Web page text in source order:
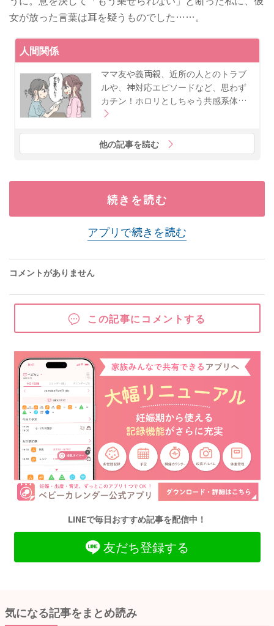
女が放った言葉は耳を疑うものでした……。
人間関係
ママ友や義両親、近所の人とのトラブ
ルや、神対応エピソードなど、思わず
カチン！ホロリとしちゃう共感系体…
他の記事を読む
続きを読む
アプリで続きを読む
コメントがありません
この記事にコメントする
LINEで毎日おすすめ記事を配信中！
友だち登録する
気になる記事をまとめ読み